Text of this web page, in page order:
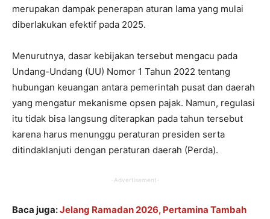
merupakan dampak penerapan aturan lama yang mulai
diberlakukan efektif pada 2025.
Menurutnya, dasar kebijakan tersebut mengacu pada
Undang-Undang (UU) Nomor 1 Tahun 2022 tentang
hubungan keuangan antara pemerintah pusat dan daerah
yang mengatur mekanisme opsen pajak. Namun, regulasi
itu tidak bisa langsung diterapkan pada tahun tersebut
karena harus menunggu peraturan presiden serta
ditindaklanjuti dengan peraturan daerah (Perda).
-Advertisement-
Baca juga:Jelang Ramadan 2026, Pertamina Tambah